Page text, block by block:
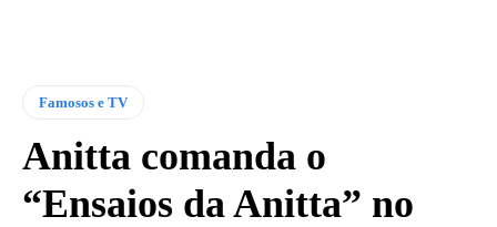
Famosos e TV
Anitta comanda o
“Ensaios da Anitta” no